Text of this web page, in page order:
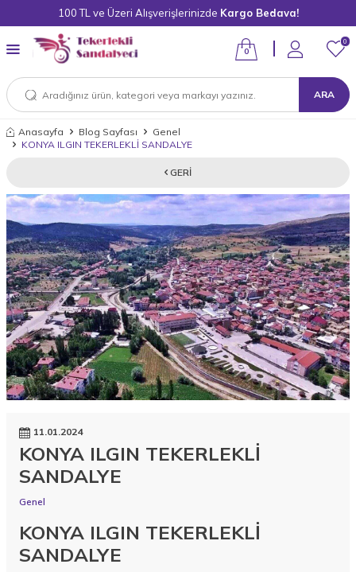
100 TL ve Üzeri Alışverişlerinizde Kargo Bedava!
ARA
0
0
Anasayfa Blog Sayfası
Genel
KONYA ILGIN TEKERLEKLİ SANDALYE
GERI
11.01.2024
KONYA ILGIN TEKERLEKLİ
SANDALYE
Genel
KONYA ILGIN TEKERLEKLİ
SANDALYE